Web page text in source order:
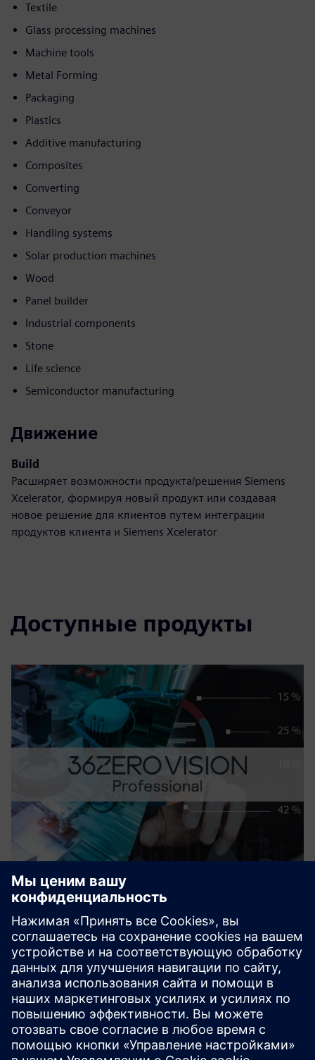
Textile
Glass processing machines
Machine tools
Metal Forming
Packaging
Plastics
Additive manufacturing
Composites
Converting
Conveyor
Handling systems
Solar production machines
Wood
Panel builder
Industrial components
Stone
Life science
Semiconductor manufacturing
Движение
Build
Расширяет возможности продукта/решения Siemens
Xcelerator, формируя новый продукт или создавая
новое решение для клиентов путем интеграции
продуктов клиента и Siemens Xcelerator
Доступные продукты
36ZERO Vision PROFESSIONAL
License
Программное обеспечение для визуального контроля
качества на производстве на базе искусственного
интеллекта. Не зависит от аппаратного обеспечения,
лучшая в своем классе точность без псевдодефектов
благодаря классификации ошибок. ...
Узнайте больше